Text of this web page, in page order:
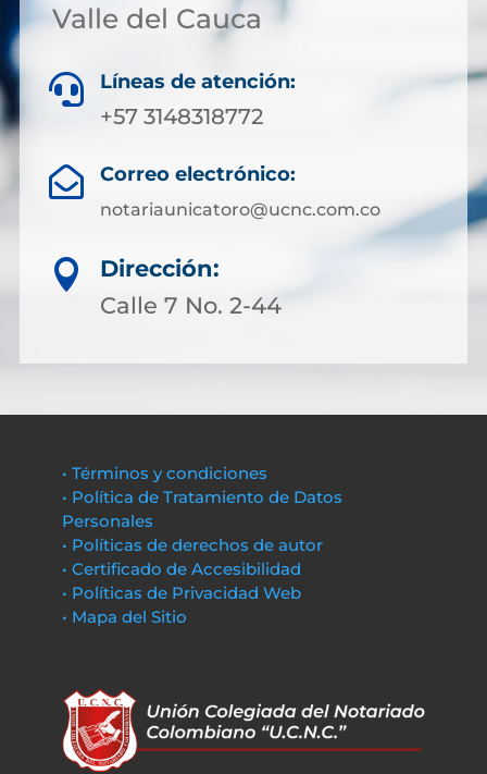
Valle del Cauca
 Líneas de atención:
+57 3148318772
 Correo electrónico:
notariaunicatoro@ucnc.com.co

Dirección:
Calle 7 No. 2-44
• Términos y condiciones
• Política de Tratamiento de Datos
Personales
• Políticas de derechos de autor
• Certificado de Accesibilidad
• Políticas de Privacidad Web
• Mapa del Sitio